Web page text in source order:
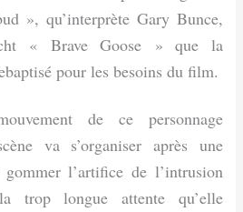
», qu’interprète Gary Bunce,
« Brave Goose » que la
pour les besoins du film.
de ce personnage
va s’organiser après une
l’artifice de l’intrusion
trop longue attente qu’elle